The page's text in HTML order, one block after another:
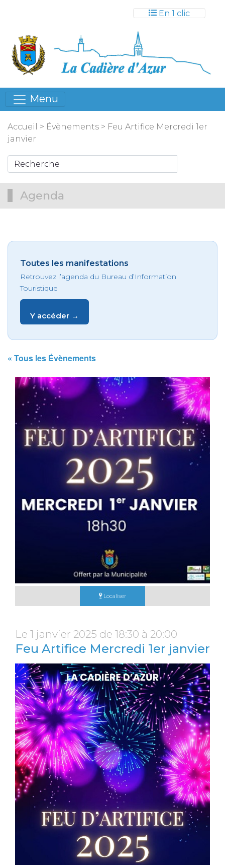
En 1 clic
Menu
Accueil > Évènements > Feu Artifice Mercredi 1er
janvier
Agenda
Toutes les manifestations
Retrouvez l’agenda du Bureau d’Information
Touristique
Y accéder →
« Tous les Évènements
Localiser
Le 1 janvier 2025 de 18:30 à 20:00
Feu Artifice Mercredi 1er janvier